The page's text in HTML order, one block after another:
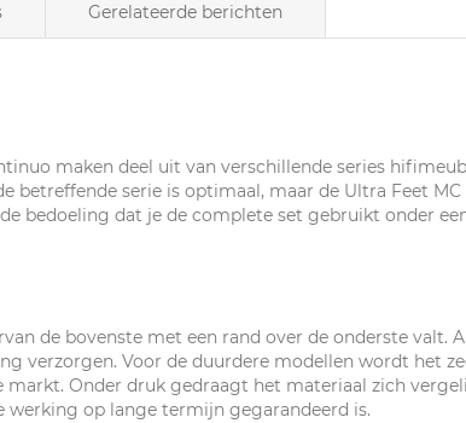
maken deel uit van verschillende series
betreffende serie is optimaal, maar de Ultra Feet
bedoeling dat je de complete set gebruikt onder
de bovenste met een rand over de onderste valt.
verzorgen. Voor de duurdere modellen wordt het
Onder druk gedraagt het materiaal zich
werking op lange termijn gegarandeerd is.
Gerelateerde berichten